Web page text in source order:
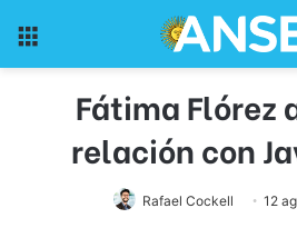
Fátima Flórez
relación con
Rafael Cockell 12